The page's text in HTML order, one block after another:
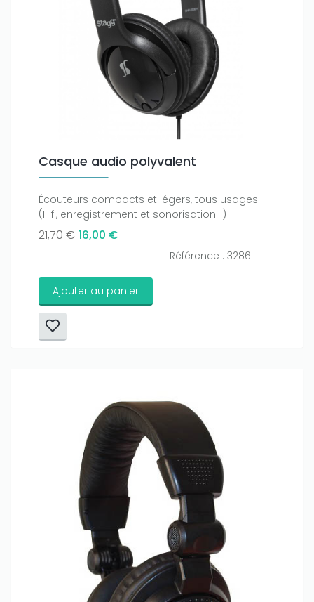
Casque audio polyvalent
Écouteurs compacts et légers, tous usages
(Hifi, enregistrement et sonorisation...)
21,70 € 16,00 €
Référence : 3286
Ajouter au panier